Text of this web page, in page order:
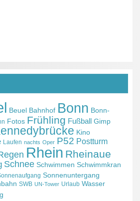
Beuel Bahnhof Bonn Bonn-
Fotos Frühling Fußball Gimp
Kino
Laufen nachts Oper P52 Postturm
Rhein Rheinaue
Schnee Schwimmen Schwimmkran
Sonnenuntergang
SWB UN-Tower Urlaub Wasser